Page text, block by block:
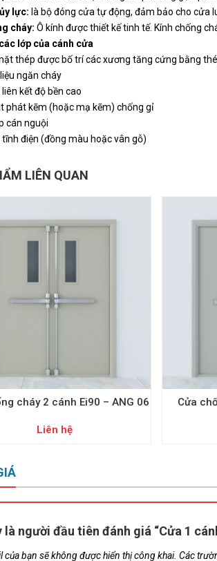
lực: là bộ đóng cửa tự động, đảm bảo cho cửa
cháy: Ô kính được thiết kế tinh tế. Kính chống
lớp của cánh cửa
thép được bố trí các xương tăng cứng bằng
ngăn cháy
kết độ bền cao
phát kẽm (hoặc mạ kẽm) chống gỉ
cán nguội
tĩnh điện (đồng màu hoặc vân gỗ)
LIÊN QUAN
cháy 2 cánh Ei90 – ANG 06
Liên hệ
Cửa
là người đầu tiên đánh giá “Cửa 1
của bạn sẽ không được hiển thị công khai. Các